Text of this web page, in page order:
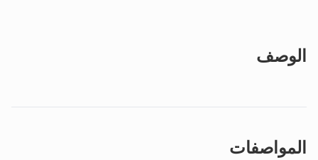
الوصف
المواصفات